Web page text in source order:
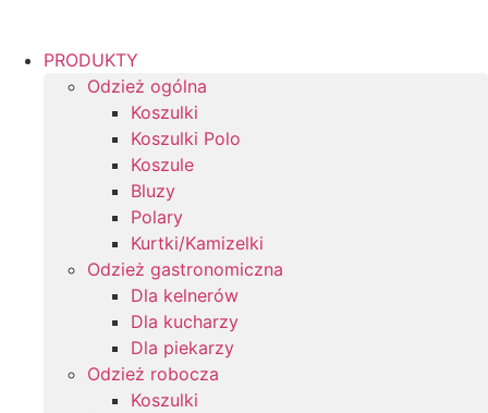
PRODUKTY
Odzież ogólna
Koszulki
Koszulki Polo
Koszule
Bluzy
Polary
Kurtki/Kamizelki
Odzież gastronomiczna
Dla kelnerów
Dla kucharzy
Dla piekarzy
Odzież robocza
Koszulki